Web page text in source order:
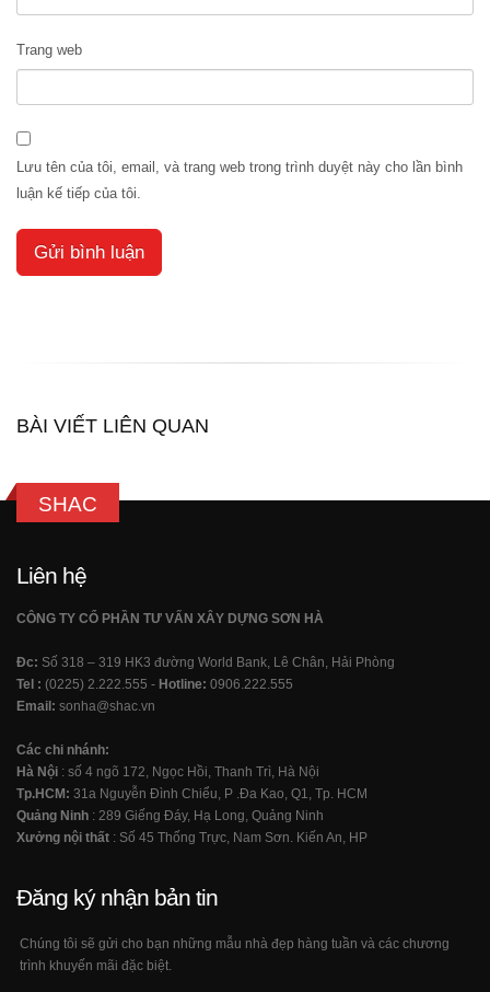
Trang web
Lưu tên của tôi, email, và trang web trong trình duyệt này cho lần bình
luận kế tiếp của tôi.
BÀI VIẾT LIÊN QUAN
SHAC
Liên hệ
CÔNG TY CỔ PHẦN TƯ VẤN XÂY DỰNG SƠN HÀ
Đc: Số 318 – 319 HK3 đường World Bank, Lê Chân, Hải Phòng
Tel : (0225) 2.222.555 - Hotline: 0906.222.555
Email: sonha@shac.vn
Các chi nhánh:
Hà Nội : số 4 ngõ 172, Ngọc Hồi, Thanh Trì, Hà Nội
Tp.HCM: 31a Nguyễn Đình Chiểu, P .Đa Kao, Q1, Tp. HCM
Quảng Ninh : 289 Giếng Đáy, Hạ Long, Quảng Ninh
Xưởng nội thất : Số 45 Thống Trực, Nam Sơn. Kiến An, HP
Đăng ký nhận bản tin
Chúng tôi sẽ gửi cho bạn những mẫu nhà đẹp hàng tuần và các chương
trình khuyến mãi đặc biệt.